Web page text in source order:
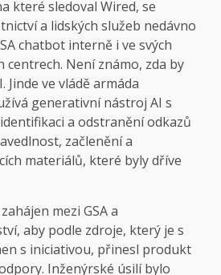
které sledoval Wired, se
a lidských služeb nedávno
chatbot interně i ve svých
Není známo, zda by
Jinde ve vládě armáda
generativní nástroj AI s
a odstranění odkazů
začlenění a
materiálů, které byly dříve
mezi GSA a
aby podle zdroje, který je s
s iniciativou, přinesl produkt
Inženýrské úsilí bylo